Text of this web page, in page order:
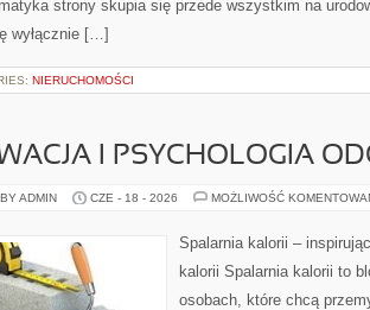
strony skupia się przede wszystkim na
wyłącznie […]
NIERUCHOMOŚCI
I PSYCHOLOGIA
ADMIN CZE - 18 - 2026 MOŻLIWOŚĆ
Spalarnia kalorii –
kalorii Spalarnia kalorii to
osobach, które chcą